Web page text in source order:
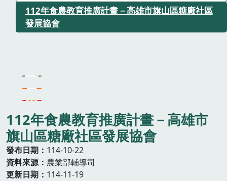
112年食農教育推廣計畫－高雄市旗山區糖廠社區
發展協會
112年食農教育推廣計畫－高雄市
旗山區糖廠社區發展協會
發布日期
114-10-22
資料來源
農業部輔導司
更新日期
114-11-19